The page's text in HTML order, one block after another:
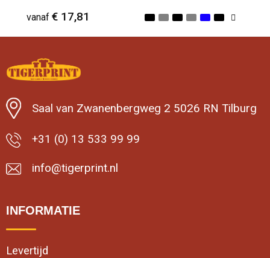
vanaf € 17,81
Minimale afname: 10
Saal van Zwanenbergweg 2 5026 RN Tilburg
+31 (0) 13 533 99 99
info@tigerprint.nl
INFORMATIE
Levertijd